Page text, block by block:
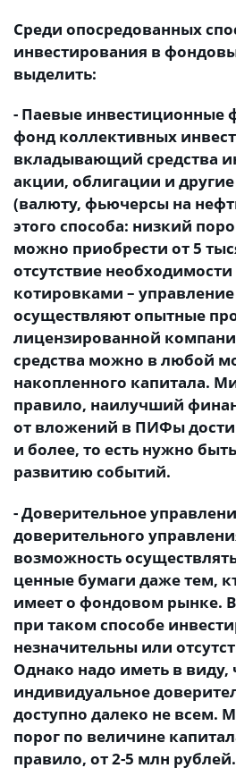
Среди опосредованных
инвестирования в
выделить:
- Паевые инвестиционные
фонд коллективных
вкладывающий средства
акции, облигации и
(валюту, фьючерсы на
этого способа: низкий
можно приобрести от 5
отсутствие необходимости
котировками –
осуществляют опытные
лицензированной
средства можно в любой
накопленного капитала.
правило, наилучший
от вложений в ПИФы
и более, то есть нужно
развитию событий.
- Доверительное
доверительного
возможность
ценные бумаги даже тем,
имеет о фондовом рынке.
при таком способе
незначительны или
Однако надо иметь в виду,
индивидуальное
доступно далеко не всем.
порог по величине
правило, от 2-5 млн рублей.